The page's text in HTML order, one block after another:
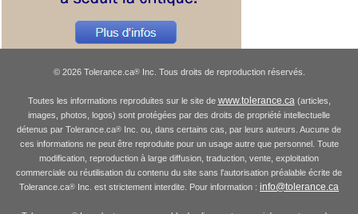
© 2026 Tolerance.ca®Inc. Tous droits de reproduction réservés.
Toutes les informations reproduites sur le site de www.tolerance.ca (articles,
images, photos, logos) sont protégées par des droits de propriété intellectuelle
détenus par Tolerance.ca® Inc. ou, dans certains cas, par leurs auteurs. Aucune de
ces informations ne peut être reproduite pour un usage autre que personnel. Toute
modification, reproduction à large diffusion, traduction, vente, exploitation
commerciale ou réutilisation du contenu du site sans l'autorisation préalable écrite de
Tolerance.ca® Inc. est strictement interdite. Pour information : info@tolerance.ca